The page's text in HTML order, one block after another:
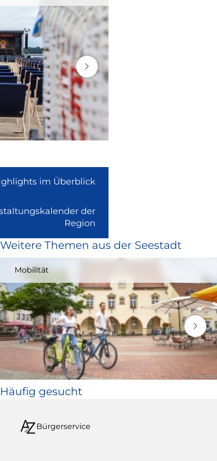
im Überblick
der
Region
extern
und
in
neuem
Fenster)
Weitere Themen aus der Seestadt
Mobilität
© P. Foelting
Häufig gesucht
Bürgerservice